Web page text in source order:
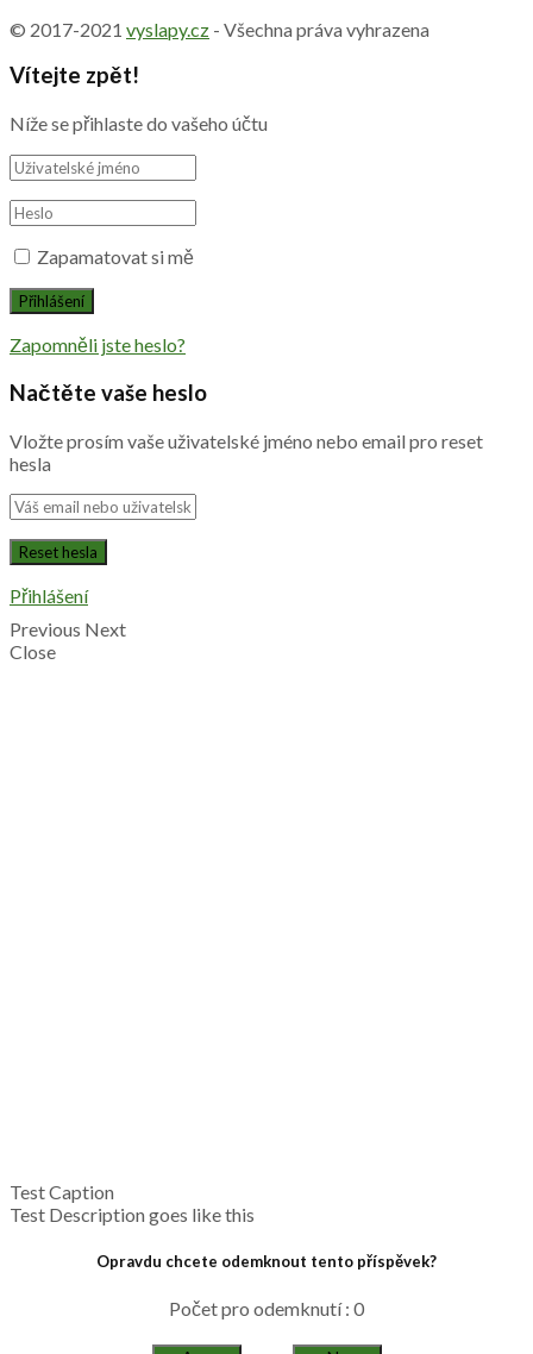
© 2017-2021 vyslapy.cz - Všechna práva vyhrazena
Vítejte zpět!
Níže se přihlaste do vašeho účtu
Zapamatovat si mě
Zapomněli jste heslo?
Načtěte vaše heslo
Vložte prosím vaše uživatelské jméno nebo email pro reset
hesla
Přihlášení
Previous Next
Close
Test Caption
Test Description goes like this
Opravdu chcete odemknout tento příspěvek?
Počet pro odemknutí : 0